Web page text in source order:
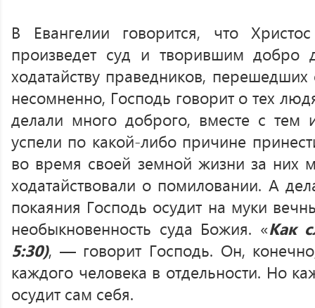
В Евангелии говорится, что
произведет суд и творившим добро
ходатайству праведников,
несомненно, Господь говорит о тех
делали много доброго, вместе с тем
успели по какой-либо причине
во время своей земной жизни за них
ходатайствовали о помиловании. А
покаяния Господь осудит на муки
необыкновенность суда Божия. «Как
5:30), — говорит Господь. Он,
каждого человека в отдельности. Но
осудит сам себя.